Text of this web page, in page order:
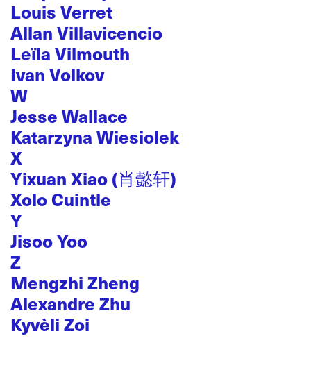
Louis Verret
Allan Villavicencio
Leïla Vilmouth
Ivan Volkov
W
Jesse Wallace
Katarzyna Wiesiolek
X
Yixuan Xiao (肖懿轩)
Xolo Cuintle
Y
Jisoo Yoo
Z
Mengzhi Zheng
Alexandre Zhu
Kyvèli Zoi